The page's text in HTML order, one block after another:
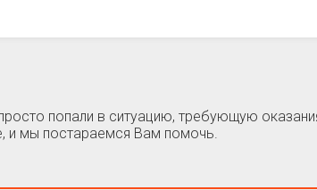
попали в ситуацию, требующую
и мы постараемся Вам помочь.